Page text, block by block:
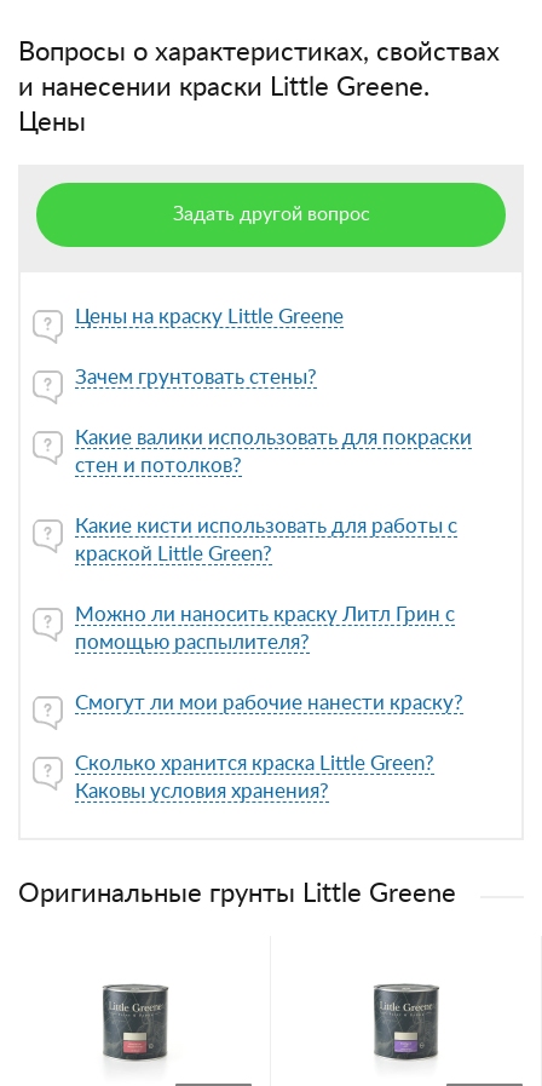
Вопросы о характеристиках, свойствах
и нанесении краски Little Greene.
Цены
Задать другой вопрос
Цены на краску Little Greene
Зачем грунтовать стены?
Какие валики использовать для покраски
стен и потолков?
Какие кисти использовать для работы с
краской Little Green?
Можно ли наносить краску Литл Грин с
помощью распылителя?
Смогут ли мои рабочие нанести краску?
Сколько хранится краска Little Green?
Каковы условия хранения?
Оригинальные грунты Little Greene